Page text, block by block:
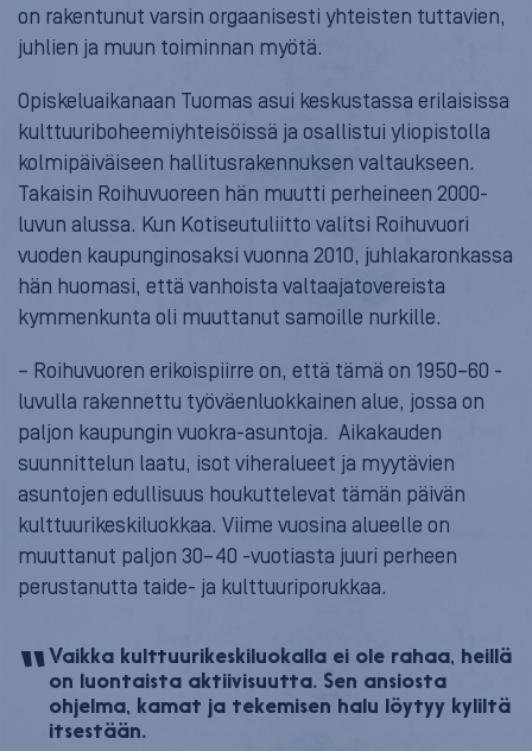
on rakentunut varsin orgaanisesti yhteisten tuttavien,
juhlien ja muun toiminnan myötä.
Opiskeluaikanaan Tuomas asui keskustassa erilaisissa
kulttuuriboheemiyhteisöissä ja osallistui yliopistolla
kolmipäiväiseen hallitusrakennuksen valtaukseen.
Takaisin Roihuvuoreen hän muutti perheineen 2000-
luvun alussa. Kun Kotiseutuliitto valitsi Roihuvuori
vuoden kaupunginosaksi vuonna 2010, juhlakaronkassa
hän huomasi, että vanhoista valtaajatovereista
kymmenkunta oli muuttanut samoille nurkille.
– Roihuvuoren erikoispiirre on, että tämä on 1950–60 -
luvulla rakennettu työväenluokkainen alue, jossa on
paljon kaupungin vuokra-asuntoja. Aikakauden
suunnittelun laatu, isot viheralueet ja myytävien
asuntojen edullisuus houkuttelevat tämän päivän
kulttuurikeskiluokkaa. Viime vuosina alueelle on
muuttanut paljon 30–40 -vuotiasta juuri perheen
perustanutta taide- ja kulttuuriporukkaa.
Vaikka kulttuurikeskiluokalla ei ole rahaa, heillä
on luontaista aktiivisuutta. Sen ansiosta
ohjelma, kamat ja tekemisen halu löytyy kyliltä
itsestään.